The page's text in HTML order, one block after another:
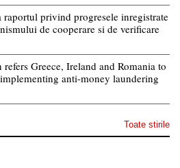
privind progresele inregistrate
de cooperare si de verificare
Greece, Ireland and Romania to
anti-money laundering
Toate stirile